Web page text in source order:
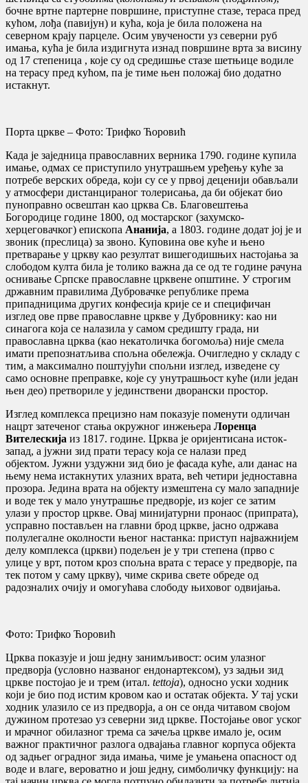
бочне вртне партерне површине, приступне стазе, тераса пред
кућом, лођа (павијун) и кућа, која је била положена на
северном крају парцеле. Осим увучености уз северни руб
имања, кућа је била издигнута изнад површине врта за висину
од 17 степеница , које су од средишње стазе шетњице водиле
на терасу пред кућом, па је тиме њен положај био додатно
истакнут.
Порта цркве – Фото: Трифко Ћоровић
Када је заједница православних верника 1790. године купила
имање, одмах се приступило унутрашњем уређењу куће за
потребе верских обреда, који су се у првој деценији обављали
у атмосфери дистанцираног толерисања, да би објекат био
пуноправно освештан као црква Св. Благовештења
Богородице године 1800, од мостарског (захумско-
херцеговачког) епископа Ананија, а 1803. године додат јој је и
звоник (преслица) за звоно. Куповина ове куће и њено
претварање у цркву као резултат вишегодишњих настојања за
слободом култа била је толико важна да се од те године рачуна
оснивање Српске православне црквене општине. У строгим
државним правилима Дубровачке републике према
припадницима других конфесија крије се и специфичан
изглед ове прве православне цркве у Дубровнику: као ни
синагога која се налазила у самом средишту града, ни
православна црква (као некатоличка богомоља) није смела
имати препознатљива спољна обележја. Очигледно у складу с
тим, а максимално поштујући спољни изглед, изведене су
само основне преправке, које су унутрашњост куће (или један
њен део) претвориле у јединствени дворански простор.
Изглед комплекса прецизно нам показује поменути одличан
нацрт затеченог стања окружног инжењера Лоренца
Вителескија из 1817. године. Црква је оријентисана исток-
запад, а јужни зид прати терасу која се налази пред
објектом. Јужни уздужни зид био је фасада куће, али данас на
њему нема истакнутих улазних врата, већ четири једноставна
прозора. Једина врата на објекту измештена су мало западније
и воде тек у мало унутрашње предворје, из којег се затим
улази у простор цркве. Овај минијатурни пронаос (припрата),
усправно постављен на главни брод цркве, јасно одржава
полулегалне околности њеног настанка: приступ најважнијем
делу комплекса (цркви) подељен је у три степена (прво с
улице у врт, потом кроз спољна врата с терасе у предворје, па
тек потом у саму цркву), чиме скрива свете обреде од
радозналих очију и омогућава слободу њиховог одвијања.
Фото: Трифко Ћоровић
Црква показује и још једну занимљивост: осим улазног
предворја (условно названог ендонартексом), уз задњи зид
цркве постојао је и трем (итал. tettoja), односно уски ходник
који је био под истим кровом као и остатак објекта. У тај уски
ходник улазило се из предворја, а он се онда читавом својом
дужином протезао уз северни зид цркве. Постојање овог уског
и мрачног обилазног трема са зачеља цркве имало је, осим
важног практичног разлога одвајања главног корпуса објекта
од задњег оградног зида имања, чиме је умањена опасност од
воде и влаге, вероватно и још једну, симболичку функцију: на